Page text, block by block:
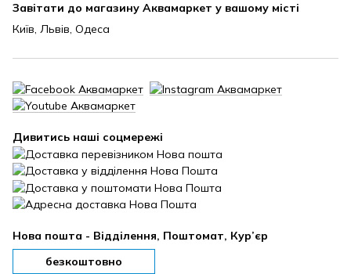
Завітати до магазину Аквамаркет у вашому місті
Київ, Львів, Одеса
Дивитись наші соцмережі
Нова пошта - Відділення, Поштомат, Кур’єр
безкоштовно